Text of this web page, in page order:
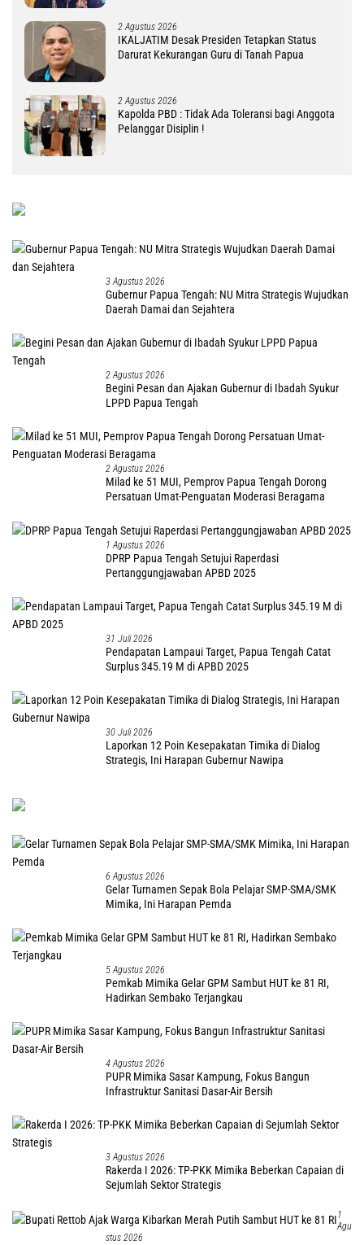
2 Agustus 2026
IKALJATIM Desak Presiden Tetapkan Status
Darurat Kekurangan Guru di Tanah Papua
2 Agustus 2026
Kapolda PBD : Tidak Ada Toleransi bagi Anggota
Pelanggar Disiplin !
3 Agustus 2026
Gubernur Papua Tengah: NU Mitra Strategis Wujudkan
Daerah Damai dan Sejahtera
2 Agustus 2026
Begini Pesan dan Ajakan Gubernur di Ibadah Syukur
LPPD Papua Tengah
2 Agustus 2026
Milad ke 51 MUI, Pemprov Papua Tengah Dorong
Persatuan Umat-Penguatan Moderasi Beragama
1 Agustus 2026
DPRP Papua Tengah Setujui Raperdasi
Pertanggungjawaban APBD 2025
31 Juli 2026
Pendapatan Lampaui Target, Papua Tengah Catat
Surplus 345.19 M di APBD 2025
30 Juli 2026
Laporkan 12 Poin Kesepakatan Timika di Dialog
Strategis, Ini Harapan Gubernur Nawipa
6 Agustus 2026
Gelar Turnamen Sepak Bola Pelajar SMP-SMA/SMK
Mimika, Ini Harapan Pemda
5 Agustus 2026
Pemkab Mimika Gelar GPM Sambut HUT ke 81 RI,
Hadirkan Sembako Terjangkau
4 Agustus 2026
PUPR Mimika Sasar Kampung, Fokus Bangun
Infrastruktur Sanitasi Dasar-Air Bersih
3 Agustus 2026
Rakerda I 2026: TP-PKK Mimika Beberkan Capaian di
Sejumlah Sektor Strategis
1
Agu
Stus 2026